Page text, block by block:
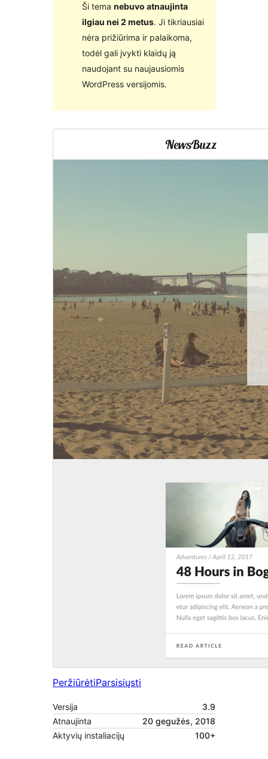
Ši tema nebuvo atnaujinta
ilgiau nei 2 metus. Ji tikriausiai
nėra prižiūrima ir palaikoma,
todėl gali įvykti klaidų ją
naudojant su naujausiomis
WordPress versijomis.
PeržiūrėtiParsisiųsti
Versija
3.9
Atnaujinta
20 gegužės, 2018
Aktyvių instaliacijų
100+